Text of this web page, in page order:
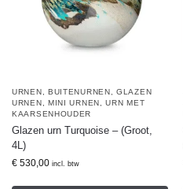
URNEN BUITENURNEN ,GLAZEN
URNEN
MINI URNEN ,URN MET
KAARSENHOUDER
Glazen urn Turquoise – (Groot,
4L)
€ 530,00 incl. btw